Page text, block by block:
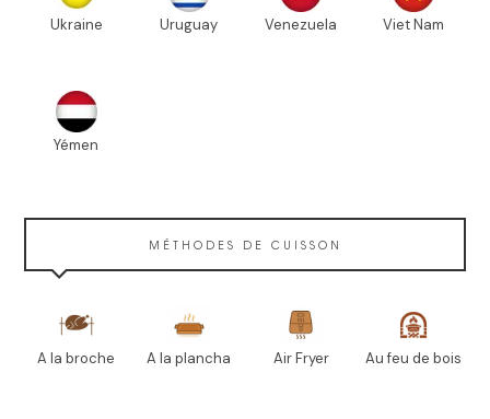
Ukraine Uruguay Venezuela Viet Nam
Yémen
MÉTHODES DE CUISSON
A la broche A la plancha Air Fryer Au feu de bois